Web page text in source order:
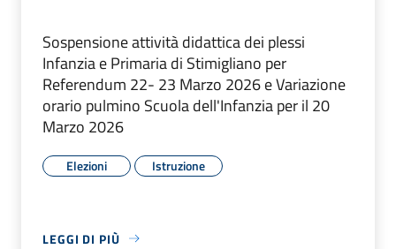
Sospensione attività didattica dei plessi
Infanzia e Primaria di Stimigliano per
Referendum 22- 23 Marzo 2026 e Variazione
orario pulmino Scuola dell'Infanzia per il 20
Marzo 2026
Elezioni Istruzione
LEGGI DI PIÙ